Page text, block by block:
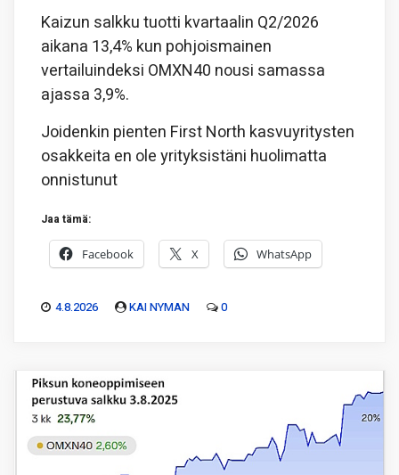
Kaizun salkku tuotti kvartaalin Q2/2026
aikana 13,4% kun pohjoismainen
vertailuindeksi OMXN40 nousi samassa
ajassa 3,9%.
Joidenkin pienten First North kasvuyritysten
osakkeita en ole yrityksistäni huolimatta
onnistunut
Jaa tämä:
Facebook X WhatsApp
4.8.2026 KAI NYMAN 0